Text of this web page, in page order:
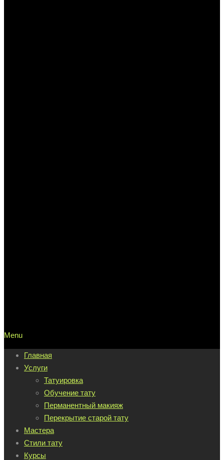
Menu
Главная
Услуги
Татуировка
Обучение тату
Перманентный макияж
Перекрытие старой тату
Мастера
Стили тату
Курсы